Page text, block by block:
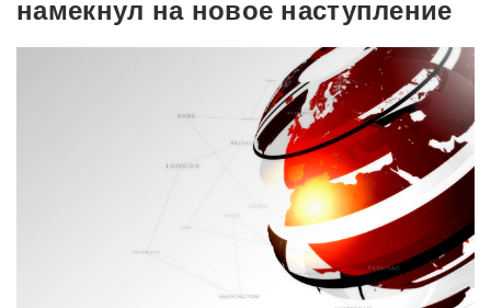
намекнул на новое наступление